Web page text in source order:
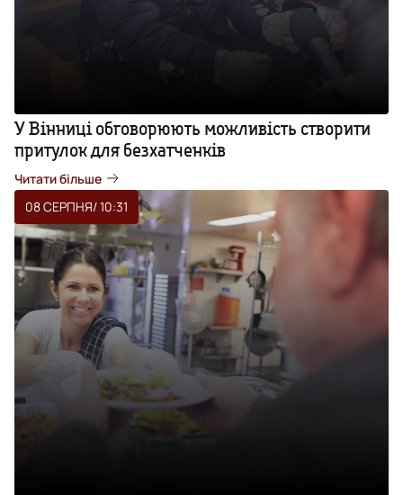
У Вінниці обговорюють можливість створити
притулок для безхатченків
Читати більше
08 СЕРПНЯ/ 10:31